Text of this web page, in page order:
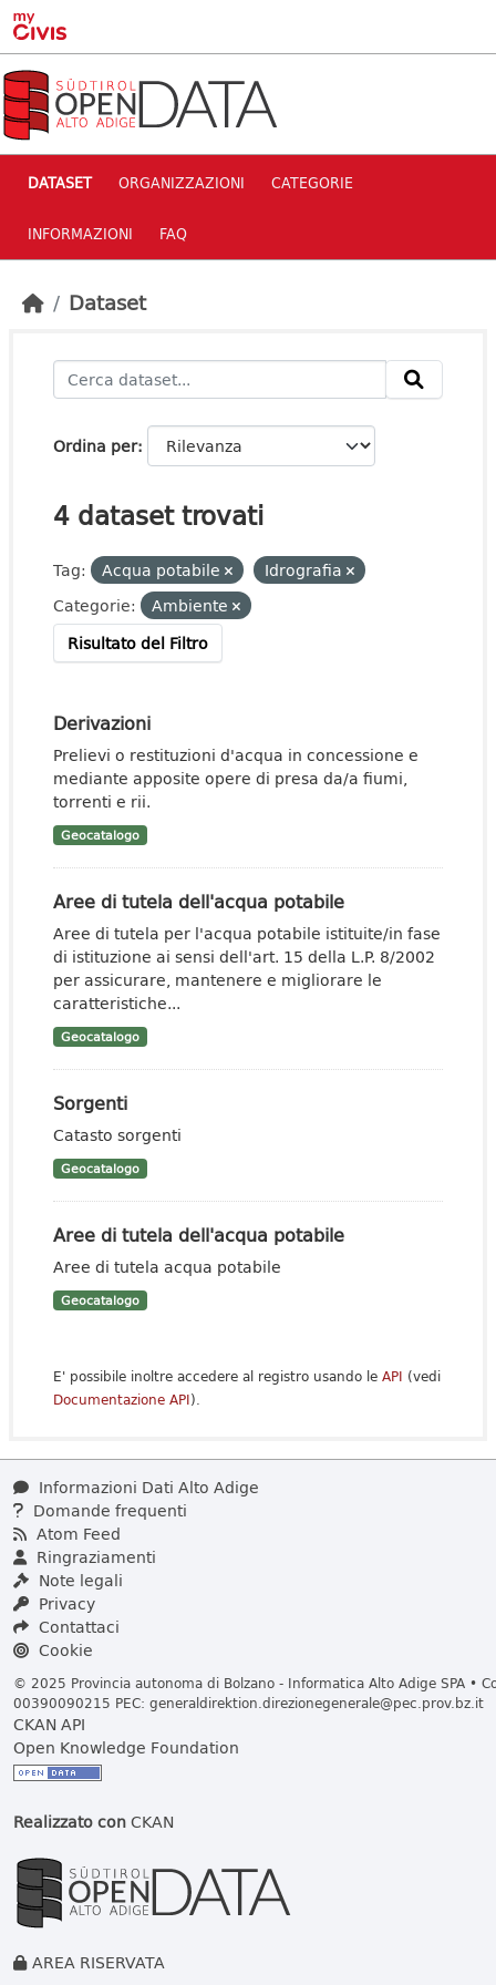
Skip to main content
DATASET ORGANIZZAZIONI CATEGORIE
INFORMAZIONI FAQ
Dataset
Ordina per
4 dataset trovati
Tag: Acqua potabile
Idrografia
Categorie:
Ambiente
Risultato del Filtro
Derivazioni
Prelievi o restituzioni d'acqua in concessione e
mediante apposite opere di presa da/a fiumi,
torrenti e rii.
Geocatalogo
Aree di tutela dell'acqua potabile
Aree di tutela per l'acqua potabile istituite/in fase
di istituzione ai sensi dell'art. 15 della L.P. 8/2002
per assicurare, mantenere e migliorare le
caratteristiche...
Geocatalogo
Sorgenti
Catasto sorgenti
Geocatalogo
Aree di tutela dell'acqua potabile
Aree di tutela acqua potabile
Geocatalogo
E' possibile inoltre accedere al registro usando le API (vedi
Documentazione API).
Informazioni Dati Alto Adige
Domande frequenti
Atom Feed
Ringraziamenti
Note legali
Privacy
Contattaci
Cookie
© 2025 Provincia autonoma di Bolzano - Informatica Alto Adige SPA •
00390090215 PEC: generaldirektion.direzionegenerale@pec.prov.bz.it
CKAN API
Open Knowledge Foundation
Realizzato conCKAN
AREA RISERVATA